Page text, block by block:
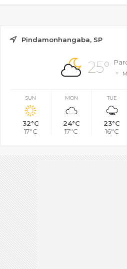
Pindamonhangaba, SP
25°
SUN
32°C
17°C
MON
24°C
17°C
TUE
23°C
16°C